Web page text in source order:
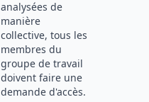
analysées de
manière
collective, tous les
membres du
groupe de travail
doivent faire une
demande d'accès.